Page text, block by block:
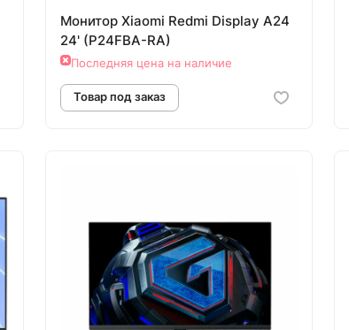
Монитор Xiaomi Redmi Display A24
24' (P24FBA-RA)
Последняя цена на наличие
Товар под заказ